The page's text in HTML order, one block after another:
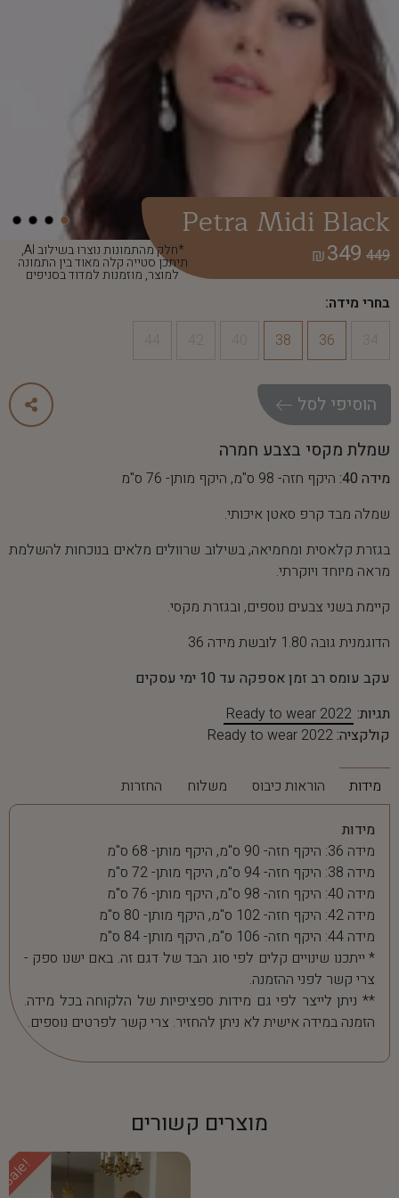
*חלק מהתמונות נוצרו בשילוב AI,
תיתכן סטייה קלה מאוד בין התמונה
למוצר, מוזמנות למדוד בסניפים
Petra Midi Black
449
349
₪
בחרי מידה:
36
38
הוסיפי לסל
שמלת מקסי בצבע חמרה
מידה 40:
היקף חזה- 98 ס"מ, היקף מותן- 76 ס"מ
שמלה מבד קרפ סאטן איכותי.
בגזרת קלאסית ומחמיאה, בשילוב שרוולים מלאים בנוכחות להשלמת
מראה מיוחד ויוקרתי.
קיימת בשני צבעים נוספים, ובגזרת מקסי.
הדוגמנית גובה 1.80 לובשת מידה 36
עקב עומס רב זמן אספקה עד 10 ימי עסקים
תגיות: Ready to wear 2022
קולקציה: Ready to wear 2022
מידות הוראות כיבוס משלוח החזרות
מידות
מידה 36: היקף חזה- 90 ס"מ, היקף מותן- 68 ס"מ
מידה 38: היקף חזה- 94 ס"מ, היקף מותן- 72 ס"מ
מידה 40: היקף חזה- 98 ס"מ, היקף מותן- 76 ס"מ
מידה 42: היקף חזה- 102 ס"מ, היקף מותן- 80 ס"מ
מידה 44: היקף חזה- 106 ס"מ, היקף מותן- 84 ס"מ
* ייתכנו שינויים קלים לפי סוג הבד של דגם זה. באם ישנו ספק -
צרי קשר לפני ההזמנה.
** ניתן לייצר לפי גם מידות ספציפיות של הלקוחה בכל מידה.
הזמנה במידה אישית לא ניתן להחזיר. צרי קשר לפרטים נוספים.
מוצרים קשורים